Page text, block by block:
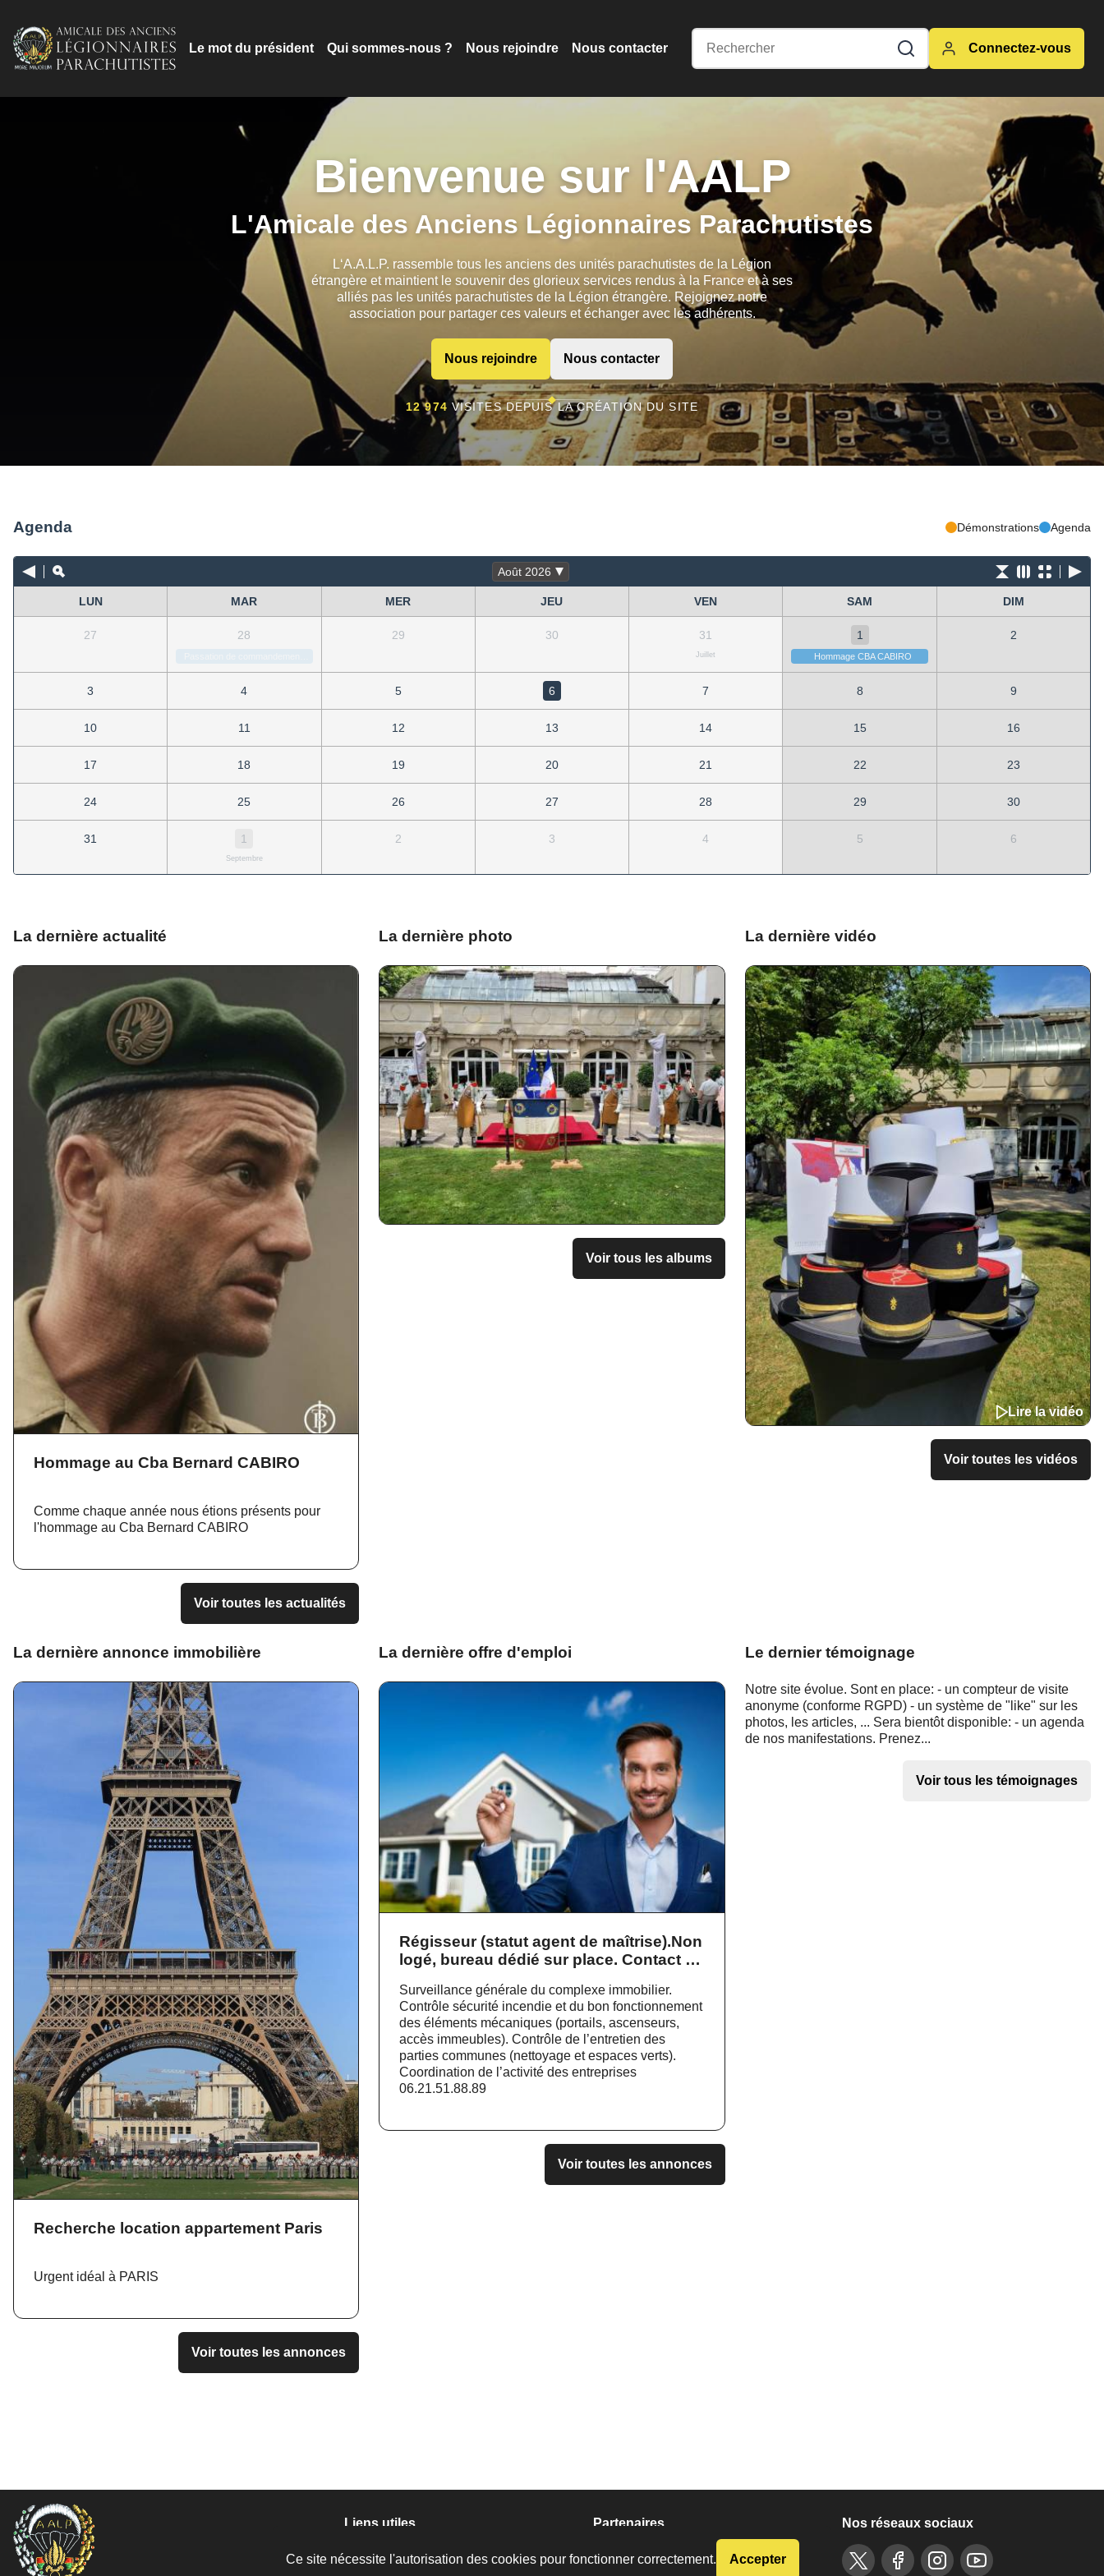
Le mot du président Qui sommes-nous ? Nous rejoindre Nous contacter Connectez-vous
Bienvenue sur l'AALP
L'Amicale des Anciens Légionnaires Parachutistes
L‘A.A.L.P. rassemble tous les anciens des unités parachutistes de la Légion
étrangère et maintient le souvenir des glorieux services rendus à la France et à ses
alliés pas les unités parachutistes de la Légion étrangère. Rejoignez notre
association pour partager ces valeurs et échanger avec les adhérents.
Nous rejoindre Nous contacter
12 974 VISITES DEPUIS LA CRÉATION DU SITE
Agenda Démonstrations Agenda
Août 2026
LUN MAR MER JEU VEN SAM DIM
27 28 29 30 31
Juillet
1
Hommage CBA CABIRO
2
3 4 5 6 7 8 9
10 11 12 13 14 15 16
17 18 19 20 21 22 23
24 25 26 27 28 29 30
31 1
Septembre
2 3 4 5 6
La dernière actualité
Hommage au Cba Bernard CABIRO
Comme chaque année nous étions présents pour
l'hommage au Cba Bernard CABIRO
Voir toutes les actualités
La dernière photo
Voir tous les albums
La dernière vidéo
Lire la vidéo
Voir toutes les vidéos
La dernière annonce immobilière
Recherche location appartement Paris
Urgent idéal à PARIS
Voir toutes les annonces
La dernière offre d'emploi
Régisseur (statut agent de maîtrise).Non
logé, bureau dédié sur place. Contact :
Surveillance générale du complexe immobilier.
Contrôle sécurité incendie et du bon fonctionnement
des éléments mécaniques (portails, ascenseurs,
accès immeubles). Contrôle de l’entretien des
parties communes (nettoyage et espaces verts).
Coordination de l’activité des entreprises
06.21.51.88.89
Voir toutes les annonces
Le dernier témoignage
Notre site évolue. Sont en place: - un compteur de visite
anonyme (conforme RGPD) - un système de "like" sur les
photos, les articles, ... Sera bientôt disponible: - un agenda
de nos manifestations. Prenez...
Voir tous les témoignages
Liens utiles
Mentions légales
Cookies
Données
Plan du site
Partenaires
FSALE
FELE
Légion étrangère
Légion recrute
Nos réseaux sociaux
Ce site nécessite l'autorisation des cookies pour fonctionner correctement. Accepter